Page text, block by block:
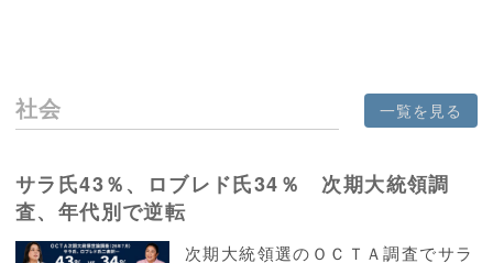
社会 一覧を見る
サラ氏43％、ロブレド氏34％ 次期大統領調
査、年代別で逆転
次期大統領選のＯＣＴＡ調査でサラ